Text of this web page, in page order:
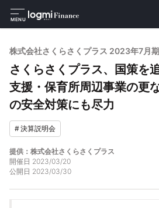
MENU
株式会社さくらさくプラス 2023年7月
さくらさくプラス、国策
支援・保育所周辺事業の
の安全対策にも尽力
#決算説明会
提供：株式会社さくらさくプラス
開催日 2023/03/20
公開日 2023/03/30